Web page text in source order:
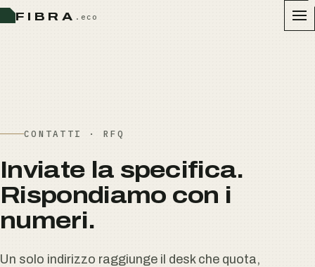
FIBRA .eco
CONTATTI · RFQ
Inviate la specifica.
Rispondiamo con i
numeri.
Un solo indirizzo raggiunge il desk che quota,